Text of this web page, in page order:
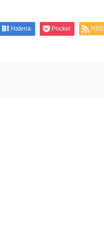
Hatena Pocket RSS